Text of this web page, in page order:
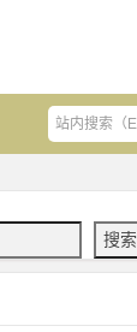
搜索